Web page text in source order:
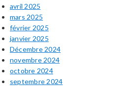
avril 2025
mars 2025
février 2025
janvier 2025
Décembre 2024
novembre 2024
octobre 2024
septembre 2024